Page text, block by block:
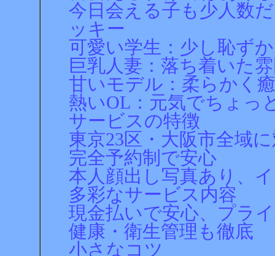
今日会える子も少人数
ッキー
可愛い学生：少し恥ず
巨乳人妻：落ち着いた
甘いモデル：柔らかく
熱いOL：元気でちょっ
サービスの特徴
東京23区・大阪市全域
完全予約制で安心
本人顔出し写真あり、
多彩なサービス内容
現金払いで安心、プラ
健康・衛生管理も徹底
小さなコツ